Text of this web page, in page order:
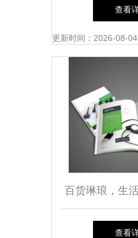
装袋，就选苍
制
查看
更新时间：2026-08-
百货琳琅，生
用百货
查看